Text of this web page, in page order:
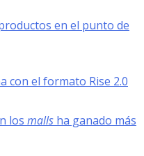
en el punto de
con el formato Rise 2.0
los malls ha ganado más